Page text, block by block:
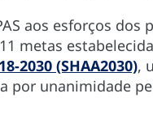
aos esforços dos
metas
2030 (SHAA2030),
por unanimidade